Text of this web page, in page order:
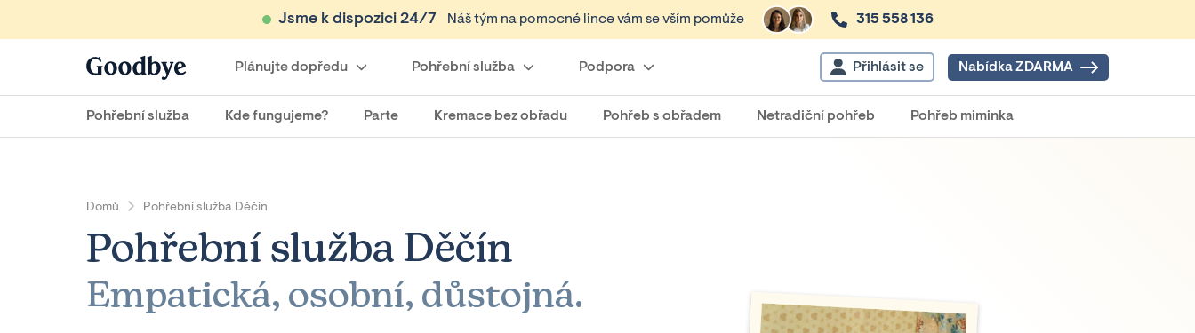
Jsme k dispozici 24/7 Náš tým na pomocné lince vám se vším pomůže 315 558 136
Plánujte dopředu Pohřební služba Podpora Přihlásit se Nabídka ZDARMA
Pohřební služba Kde fungujeme? Parte Kremace bez obřadu Pohřeb s obřadem Netradiční pohřeb Pohřeb miminka
Domů Pohřební služba Děčín
Pohřební služba Děčín
Empatická, osobní, důstojná.